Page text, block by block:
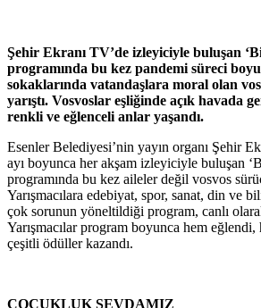
Şehir Ekranı TV’de izleyiciyle buluşan
programında bu kez pandemi süreci
sokaklarında vatandaşlara moral olan
yarıştı. Vosvoslar eşliğinde açık havada
renkli ve eğlenceli anlar yaşandı.
Esenler Belediyesi’nin yayın organı Şehir
ayı boyunca her akşam izleyiciyle buluşan
programında bu kez aileler değil vosvos
Yarışmacılara edebiyat, spor, sanat, din ve
çok sorunun yöneltildiği program, canlı
Yarışmacılar program boyunca hem
çeşitli ödüller kazandı.
ÇOCUKLUK SEVDAMIZ